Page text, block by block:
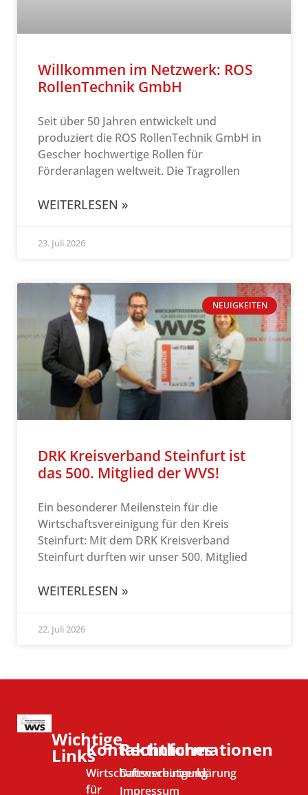
Willkommen im Netzwerk: ROS
RollenTechnik GmbH
Seit über 50 Jahren entwickelt und
produziert die ROS RollenTechnik GmbH in
Gescher hochwertige Rollen für
Förderanlagen weltweit. Die Tragrollen
WEITERLESEN »
23. Juli 2026
NEUIGKEITEN
DRK Kreisverband Steinfurt ist
das 500. Mitglied der WVS!
Ein besonderer Meilenstein für die
Wirtschaftsvereinigung für den Kreis
Steinfurt: Mit dem DRK Kreisverband
Steinfurt durften wir unser 500. Mitglied
WEITERLESEN »
22. Juli 2026
Wichtige
LinksKontaktinformationen
Wirtschaftsvereinigung
für
Rechtliches
Datenschutzerklärung
Impressum